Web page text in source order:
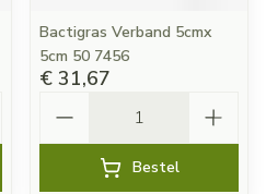
Bactigras Verband 5cmx
5cm 50 7456
€ 31,67
Bestel